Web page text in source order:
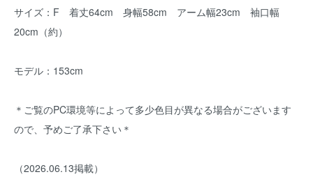
サイズ：F 着丈64cm 身幅58cm アーム幅23cm 袖口幅
20cm（約）
モデル：153cm
＊ご覧のPC環境等によって多少色目が異なる場合がございます
ので、予めご了承下さい＊
（2026.06.13掲載）